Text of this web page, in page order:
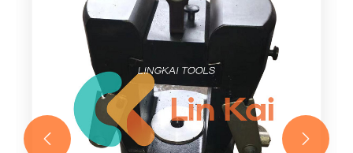
 